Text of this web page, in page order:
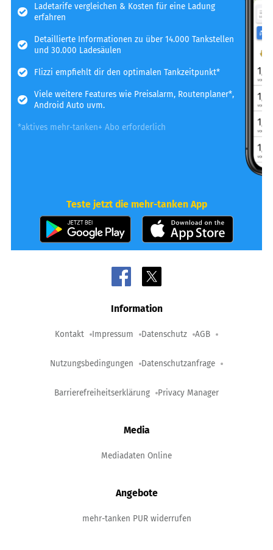
Ladetarife vergleichen & Kosten für eine Ladung
erfahren
Detaillierte Informationen zu über 14.000 Tankstellen
und 30.000 Ladesäulen
Flizzi empfiehlt dir den optimalen Tankzeitpunkt*
Viele weitere Features wie Preisalarm, Routenplaner*,
Android Auto uvm.
*aktives mehr-tanken+ Abo erforderlich
Teste jetzt die mehr-tanken App
Information
Kontakt Impressum Datenschutz AGB
Nutzungsbedingungen Datenschutzanfrage
Barrierefreiheitserklärung Privacy Manager
Media
Mediadaten Online
Angebote
mehr-tanken PUR widerrufen